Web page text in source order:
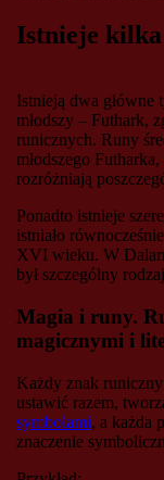
Istnieje
Istnieją dwa główne
młodszy – Futhark,
runicznych. Runy
młodszego
rozróżniają
Ponadto istnieje
istniało
XVI wieku. W
był szczególny
Magia i runy.
magicznymi i
Każdy znak
ustawić razem,
symbolami, a każda
znaczenie